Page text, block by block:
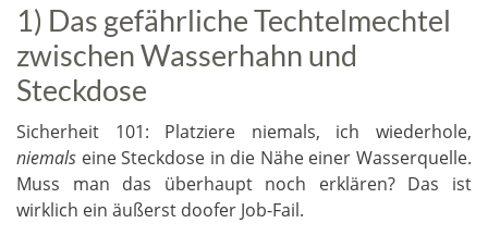
1) Das gefährliche Techtelmechtel
zwischen Wasserhahn und
Steckdose
Sicherheit 101: Platziere niemals, ich wiederhole,
niemals eine Steckdose in die Nähe einer Wasserquelle.
Muss man das überhaupt noch erklären? Das ist
wirklich ein äußerst doofer Job-Fail.